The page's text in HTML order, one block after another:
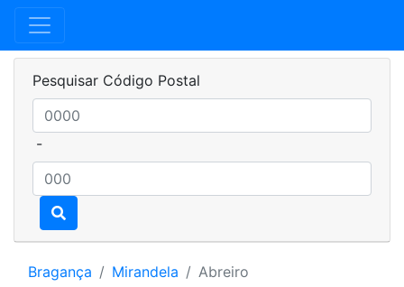
Pesquisar Código Postal
-
Bragança Mirandela Abreiro